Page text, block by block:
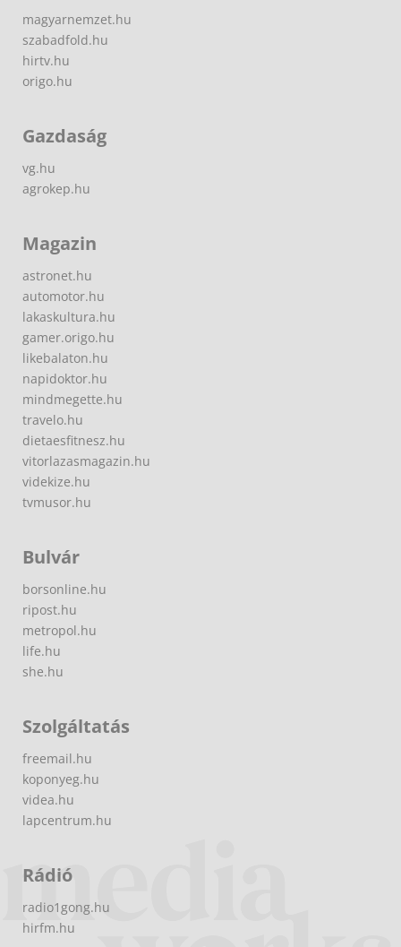
magyarnemzet.hu
szabadfold.hu
hirtv.hu
origo.hu
Gazdaság
vg.hu
agrokep.hu
Magazin
astronet.hu
automotor.hu
lakaskultura.hu
gamer.origo.hu
likebalaton.hu
napidoktor.hu
mindmegette.hu
travelo.hu
dietaesfitnesz.hu
vitorlazasmagazin.hu
videkize.hu
tvmusor.hu
Bulvár
borsonline.hu
ripost.hu
metropol.hu
life.hu
she.hu
Szolgáltatás
freemail.hu
koponyeg.hu
videa.hu
lapcentrum.hu
Rádió
radio1gong.hu
hirfm.hu